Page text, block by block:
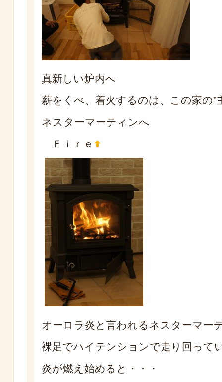
真新しい炉内へ
薪をくべ、着火するのは、この家の”
ネスターマーティンへ
Ｆｉｒｅ
オーロラ炎と言われるネスターマー
裸足でハイテンションで走り回って
炎が燃え始めると・・・